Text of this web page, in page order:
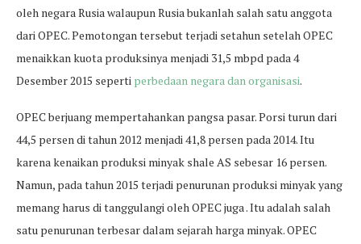
oleh negara Rusia walaupun Rusia bukanlah salah satu anggota
dari OPEC. Pemotongan tersebut terjadi setahun setelah OPEC
menaikkan kuota produksinya menjadi 31,5 mbpd pada 4
Desember 2015 seperti perbedaan negara dan organisasi.
OPEC berjuang mempertahankan pangsa pasar. Porsi turun dari
44,5 persen di tahun 2012 menjadi 41,8 persen pada 2014. Itu
karena kenaikan produksi minyak shale AS sebesar 16 persen.
Namun, pada tahun 2015 terjadi penurunan produksi minyak yang
memang harus di tanggulangi oleh OPEC juga . Itu adalah salah
satu penurunan terbesar dalam sejarah harga minyak. OPEC